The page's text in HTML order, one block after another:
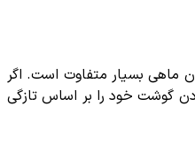
ماهی بسیار متفاوت است. اگر
گوشت خود را بر اساس تازگی